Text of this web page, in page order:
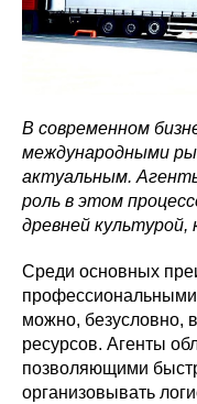
В современном
международными
актуальным.
роль в этом
древней культурой,
Среди основных
профессиональными
можно, безусловно,
ресурсов. Агенты
позволяющими
организовывать